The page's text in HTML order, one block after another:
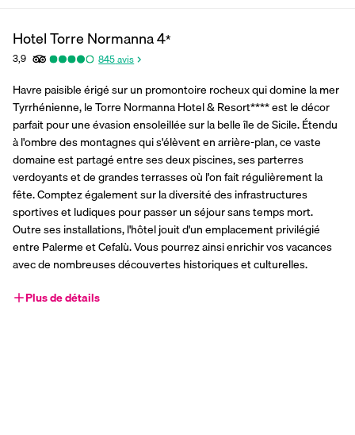
Hotel Torre Normanna4*
3,9 845avis
Havre paisible érigé sur un promontoire rocheux qui domine la mer
Tyrrhénienne, le Torre Normanna Hotel & Resort**** est le décor
parfait pour une évasion ensoleillée sur la belle île de Sicile. Étendu
à l'ombre des montagnes qui s'élèvent en arrière-plan, ce vaste
domaine est partagé entre ses deux piscines, ses parterres
verdoyants et de grandes terrasses où l'on fait régulièrement la
fête. Comptez également sur la diversité des infrastructures
sportives et ludiques pour passer un séjour sans temps mort.
Outre ses installations, l'hôtel jouit d'un emplacement privilégié
entre Palerme et Cefalù. Vous pourrez ainsi enrichir vos vacances
avec de nombreuses découvertes historiques et culturelles.
Plus de détails